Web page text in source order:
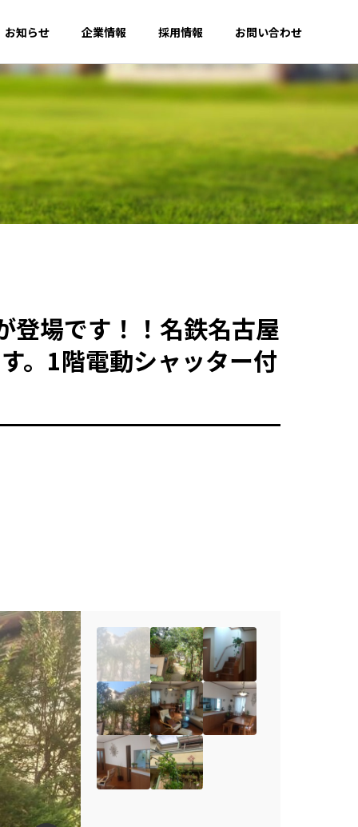
お知らせ 企業情報 採用情報 お問い合わせ
事業 エクステリア販売
登場です！！名鉄名古屋
。1階電動シャッター付